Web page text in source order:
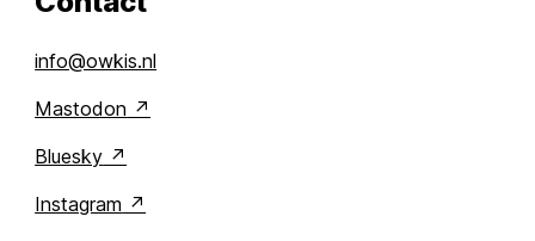
info@owkis.nl
Mastodon
Bluesky
Instagram